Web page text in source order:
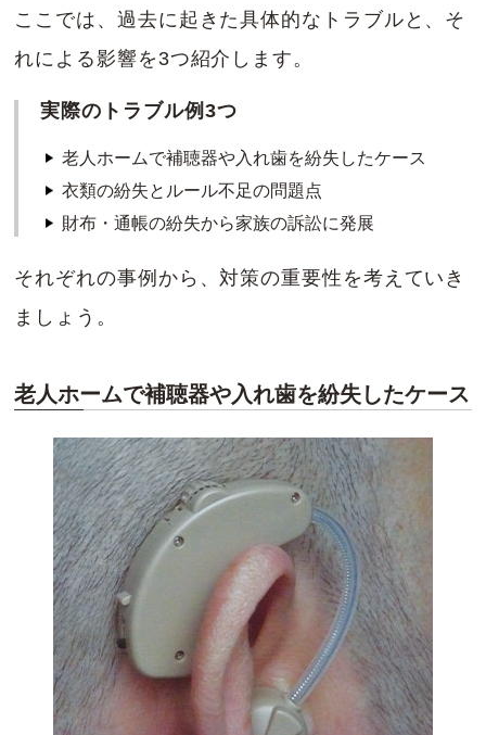
ここでは、過去に起きた具体的なトラブルと、そ
れによる影響を3つ紹介します。
実際のトラブル例3つ
老人ホームで補聴器や入れ歯を紛失したケース
衣類の紛失とルール不足の問題点
財布・通帳の紛失から家族の訴訟に発展
それぞれの事例から、対策の重要性を考えていき
ましょう。
老人ホームで補聴器や入れ歯を紛失したケース